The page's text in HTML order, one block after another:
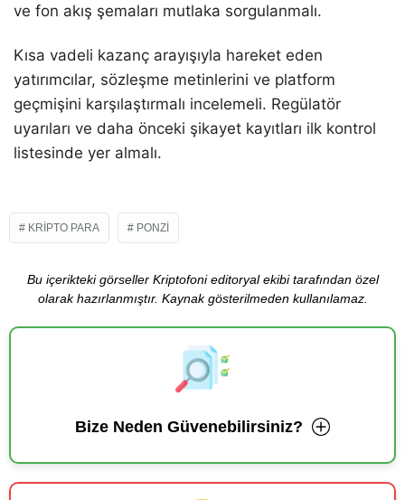
ve fon akış şemaları mutlaka sorgulanmalı.
Kısa vadeli kazanç arayışıyla hareket eden
yatırımcılar, sözleşme metinlerini ve platform
geçmişini karşılaştırmalı incelemeli. Regülatör
uyarıları ve daha önceki şikayet kayıtları ilk kontrol
listesinde yer almalı.
KRIPTO PARA PONZI
Bu içerikteki görseller Kriptofoni editoryal ekibi tarafından özel
olarak hazırlanmıştır. Kaynak gösterilmeden kullanılamaz.
Bize Neden Güvenebilirsiniz?